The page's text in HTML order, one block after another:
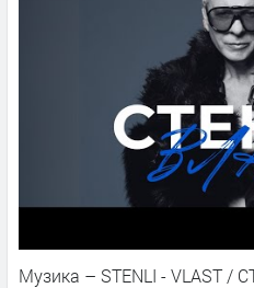
Музика – STENLI - VLAST /